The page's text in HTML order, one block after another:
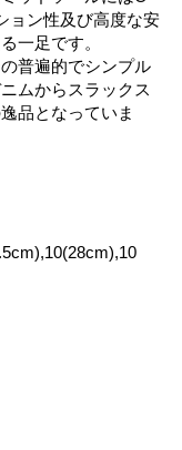
ョン性及び高度な安
一足です。
普遍的でシンプル
ムからスラックス
品となっていま